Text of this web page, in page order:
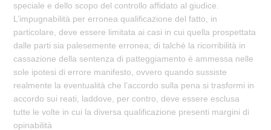
speciale e dello scopo del controllo affidato al giudice.
L’impugnabilità per erronea qualificazione del fatto, in
particolare, deve essere limitata ai casi in cui quella prospettata
dalle parti sia palesemente erronea; di talché la ricorribilità in
cassazione della sentenza di patteggiamento è ammessa nelle
sole ipotesi di errore manifesto, ovvero quando sussiste
realmente la eventualità che l’accordo sulla pena si trasformi in
accordo sui reati, laddove, per contro, deve essere esclusa
tutte le volte in cui la diversa qualificazione presenti margini di
opinabilità